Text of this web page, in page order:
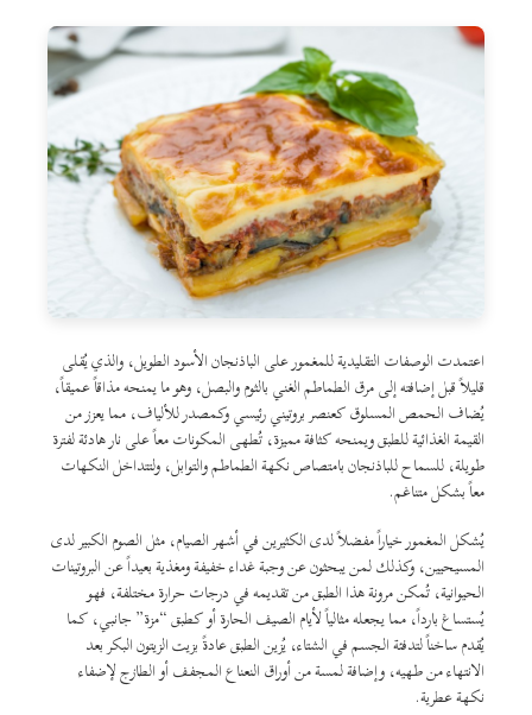
اعتمدت الوصفات التقليدية للمغمور على الباذنجان الأسود الطويل، والذي يُقلى
قليلاً قبل إضافته إلى مرق الطماطم الغني بالثوم والبصل، وهو ما يمنحه مذاقاً عميقاً،
يُضاف الحمص المسلوق كعنصر بروتيني رئيسي وكمصدر للألياف، مما يعزز من
القيمة الغذائية للطبق ويمنحه كثافة مميزة، تُطهى المكونات معاً على نار هادئة لفترة
طويلة، للسماح للباذنجان بامتصاص نكهة الطماطم والتوابل، ولتتداخل النكهات
معاً بشكل متناغم.
يُشكل المغمور خياراً مفضلاً لدى الكثيرين في أشهر الصيام، مثل الصوم الكبير لدى
المسيحيين، وكذلك لمن يبحثون عن وجبة غداء خفيفة ومغذية بعيداً عن البروتينات
الحيوانية، تُمكن مرونة هذا الطبق من تقديمه في درجات حرارة مختلفة، فهو
يُستساغ بارداً، مما يجعله مثالياً لأيام الصيف الحارة أو كطبق “مزة” جانبي، كما
يُقدم ساخناً لتدفئة الجسم في الشتاء، يُزين الطبق عادةً بزيت الزيتون البكر بعد
الانتهاء من طهيه، وإضافة لمسة من أوراق النعناع المجفف أو الطازج لإضفاء
نكهة عطرية.